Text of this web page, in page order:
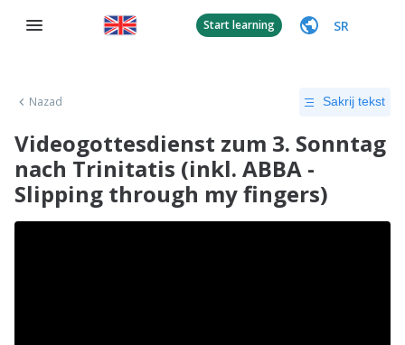
Start learning SR
Nazad Sakrij tekst
Videogottesdienst zum 3. Sonntag
nach Trinitatis (inkl. ABBA -
Slipping through my fingers)